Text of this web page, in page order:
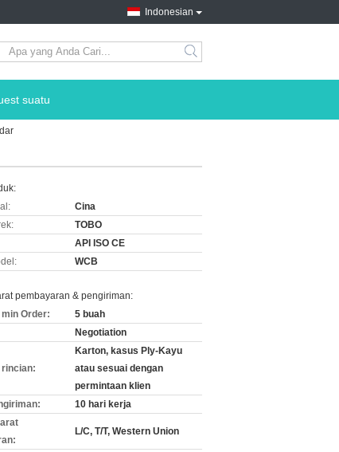
Indonesian
suatu
Cina
TOBO
API ISO CE
WCB
pembayaran & pengiriman:
Order:
5 buah
Negotiation
rincian:
Karton, kasus Ply-Kayu
atau sesuai dengan
permintaan klien
10 hari kerja
L/C, T/T, Western Union